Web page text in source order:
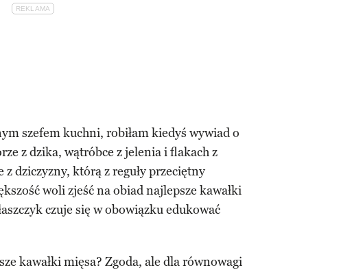
szefem kuchni, robiłam kiedyś wywiad o
z dzika, wątróbce z jelenia i flakach z
dziczyzny, którą z reguły przeciętny
woli zjeść na obiad najlepsze kawałki
czuje się w obowiązku edukować
kawałki mięsa? Zgoda, ale dla równowagi